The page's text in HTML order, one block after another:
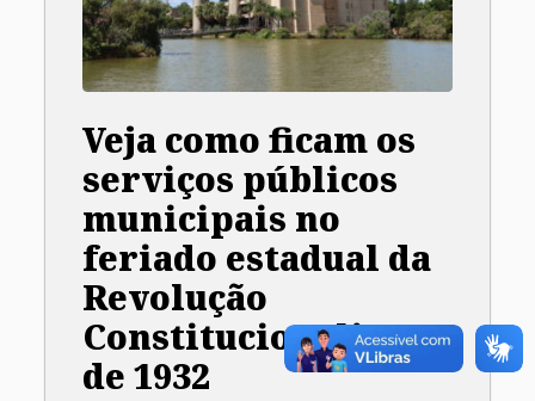
Veja como ficam os
serviços públicos
municipais no
feriado estadual da
Revolução
Constitucionalista
de 1932